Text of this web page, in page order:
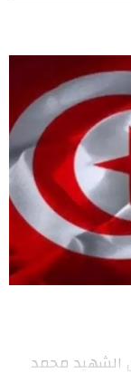
الشهيد محمد